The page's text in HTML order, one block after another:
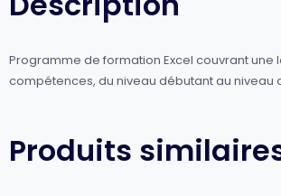
Programme de formation Excel couvrant une
compétences, du niveau débutant au niveau
Produits